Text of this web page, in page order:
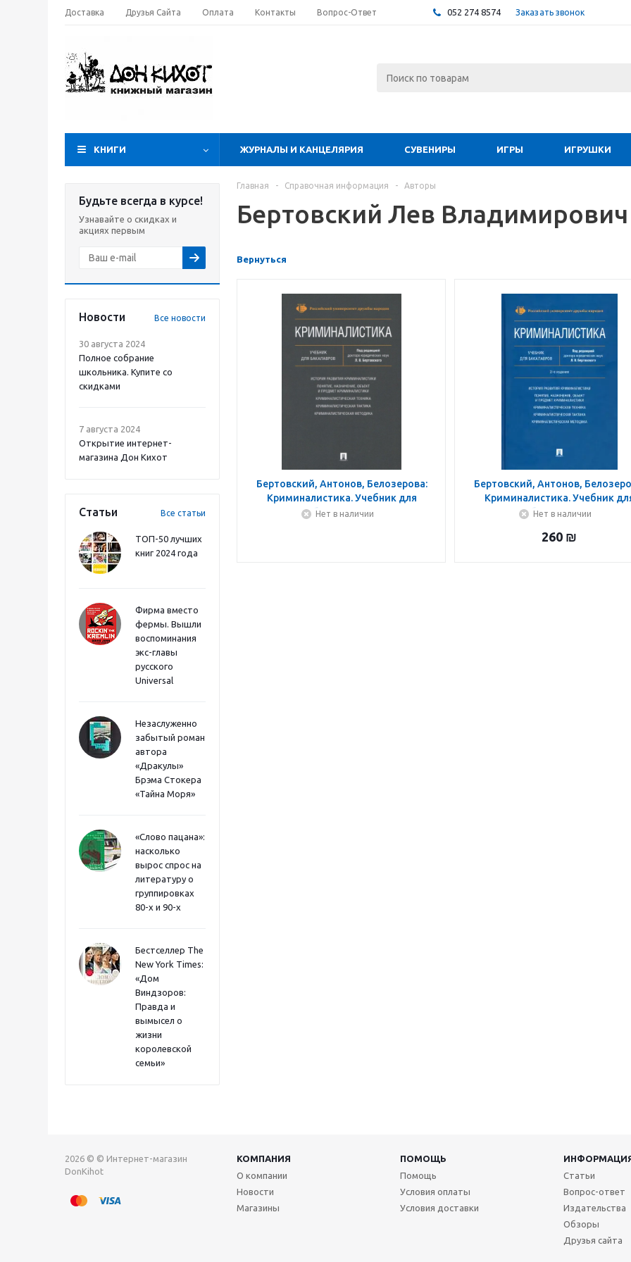
Доставка Друзья Сайта Оплата Контакты Вопрос-Ответ 052 274 8574 Заказать звонок
КНИГИ ЖУРНАЛЫ И КАНЦЕЛЯРИЯ СУВЕНИРЫ ИГРЫ ИГРУШКИ
Будьте всегда в курсе!
Узнавайте о скидках и
акциях первым
Новости Все новости
30 августа 2024
Полное собрание
школьника. Купите со
скидками
7 августа 2024
Открытие интернет-
магазина Дон Кихот
Статьи Все статьи
ТОП-50 лучших
книг 2024 года
Фирма вместо
фермы. Вышли
воспоминания
экс-главы
русского
Universal
Незаслуженно
забытый роман
автора
«Дракулы»
Брэма Стокера
«Тайна Моря»
«Слово пацана»:
насколько
вырос спрос на
литературу о
группировках
80-х и 90-х
Бестселлер The
New York Times:
«Дом
Виндзоров:
Правда и
вымысел о
жизни
королевской
семьи»
Главная - Справочная информация - Авторы
Бертовский Лев Владимирович
Вернуться
Бертовский, Антонов, Белозерова:
Криминалистика. Учебник для
бакалавров
Нет в наличии
Бертовский, Антонов,
Криминалистика. Учебник
бакалавров
Нет в наличии
260 ₪
2026 © © Интернет-магазин
DonKihot
КОМПАНИЯ ПОМОЩЬ
О компании
Новости
Магазины
Помощь
Условия оплаты
Условия доставки
Статьи
Вопрос-ответ
Издательства
Обзоры
Друзья сайта